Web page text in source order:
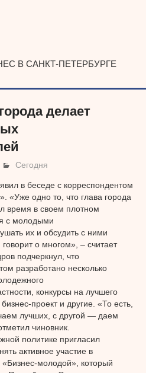
В САНКТ-ПЕТЕРБУРГЕ
делает
Сегодня
в беседе с корреспондентом
«Уже одно то, что глава города
время в своем плотном
с молодыми
их и обсудить с ними
о многом», – считает
подчеркнул, что
разработано несколько
конкурсы на лучшего
проект и другие. «То есть,
лучших, с другой — даем
чиновник.
политике пригласил
активное участие в
молодой», который